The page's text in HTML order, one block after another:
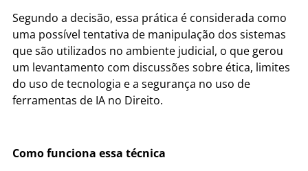
Segundo a decisão, essa prática é considerada como
uma possível tentativa de manipulação dos sistemas
que são utilizados no ambiente judicial, o que gerou
um levantamento com discussões sobre ética, limites
do uso de tecnologia e a segurança no uso de
ferramentas de IA no Direito.
Como funciona essa técnica